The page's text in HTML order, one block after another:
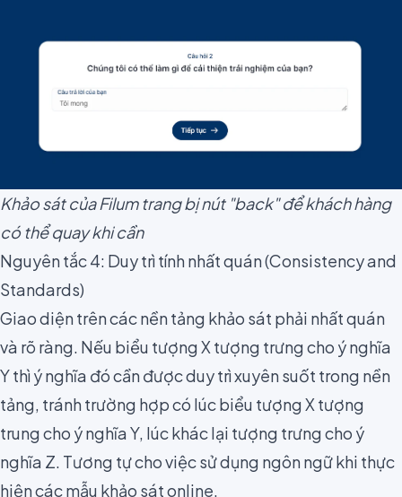
Khảo sát của Filum trang bị nút "back" để khách hàng
có thể quay khi cần
Nguyên tắc 4: Duy trì tính nhất quán (Consistency and
Standards)
Giao diện trên các nền tảng khảo sát phải nhất quán
và rõ ràng. Nếu biểu tượng X tượng trưng cho ý nghĩa
Y thì ý nghĩa đó cần được duy trì xuyên suốt trong nền
tảng, tránh trường hợp có lúc biểu tượng X tượng
trung cho ý nghĩa Y, lúc khác lại tượng trưng cho ý
nghĩa Z. Tương tự cho việc sử dụng ngôn ngữ khi thực
hiện các mẫu khảo sát online.